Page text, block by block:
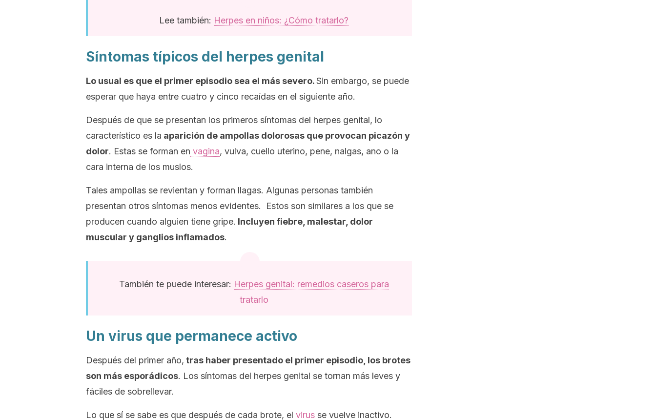
Lee también: Herpes en niños: ¿Cómo tratarlo?
Síntomas típicos del herpes genital
Lo usual es que el primer episodio sea el más severo.Sin embargo, se puede
esperar que haya entre cuatro y cinco recaídas en el siguiente año.
Después de que se presentan los primeros síntomas del herpes genital, lo
característico es la aparición de ampollas dolorosas que provocan picazón y
dolor. Estas se forman en vagina, vulva, cuello uterino, pene, nalgas, ano o la
cara interna de los muslos.
Tales ampollas se revientan y forman llagas. Algunas personas también
presentan otros síntomas menos evidentes. Estos son similares a los que se
producen cuando alguien tiene gripe. Incluyen fiebre, malestar, dolor
muscular y ganglios inflamados.
También te puede interesar: Herpes genital: remedios caseros para
tratarlo
Un virus que permanece activo
Después del primer año, tras haber presentado el primer episodio, los brotes
son más esporádicos. Los síntomas del herpes genital se tornan más leves y
fáciles de sobrellevar.
Lo que sí se sabe es que después de cada brote, el virus se vuelve inactivo.